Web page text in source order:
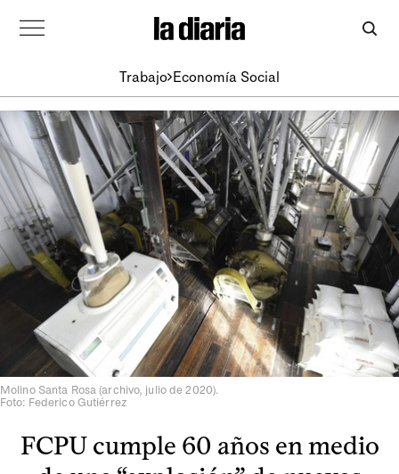
Trabajo Economía Social
Molino Santa Rosa (archivo, julio de 2020).
Foto: Federico Gutiérrez
FCPU cumple 60 años en medio